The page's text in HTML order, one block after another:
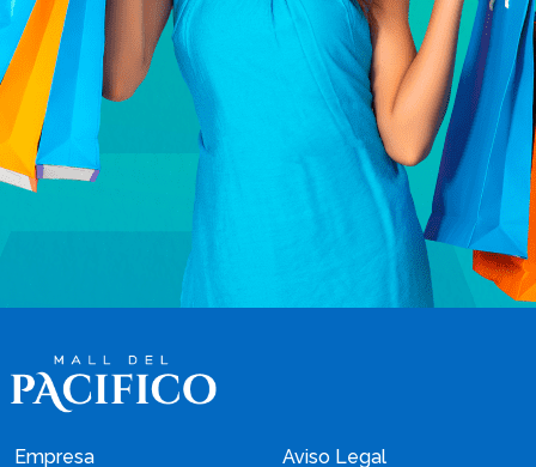
Empresa Aviso Legal